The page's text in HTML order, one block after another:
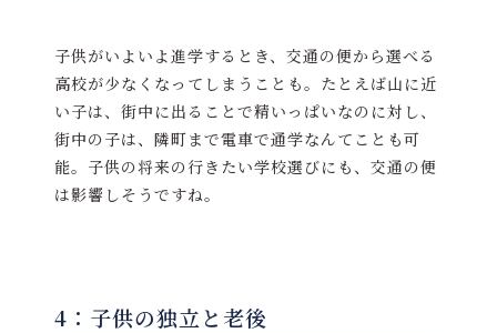
子供がいよいよ進学するとき、交通の便から選べる
高校が少なくなってしまうことも。たとえば山に近
い子は、街中に出ることで精いっぱいなのに対し、
街中の子は、隣町まで電車で通学なんてことも可
能。子供の将来の行きたい学校選びにも、交通の便
は影響しそうですね。
4：子供の独立と老後